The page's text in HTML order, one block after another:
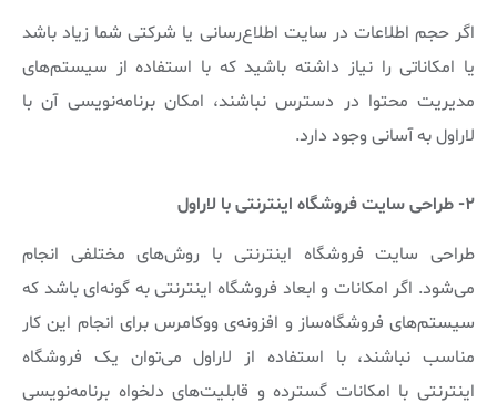
اگر حجم اطلاعات در سایت اطلاع‌رسانی یا شرکتی شما زیاد باشد
یا امکاناتی را نیاز داشته باشید که با استفاده از سیستم‌های
مدیریت محتوا در دسترس نباشند، امکان برنامه‌نویسی آن با
لاراول به آسانی وجود دارد.
۲- طراحی سایت فروشگاه اینترنتی با لاراول
طراحی سایت فروشگاه اینترنتی با روش‌های مختلفی انجام
می‌شود. اگر امکانات و ابعاد فروشگاه اینترنتی به گونه‌ای باشد که
سیستم‌های فروشگاه‌ساز و افزونه‌ی ووکامرس برای انجام این کار
مناسب نباشند، با استفاده از لاراول می‌توان یک فروشگاه
اینترنتی با امکانات گسترده و قابلیت‌های دلخواه برنامه‌نویسی